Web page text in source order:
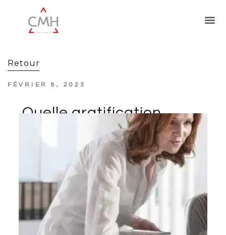
Retour
FÉVRIER 8, 2023
Quelle gratification
pour les stagiaires
en 2023 ?